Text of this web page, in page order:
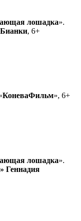
лошадка».
, 6+
КоневаФильм», 6+
лошадка».
Геннадия